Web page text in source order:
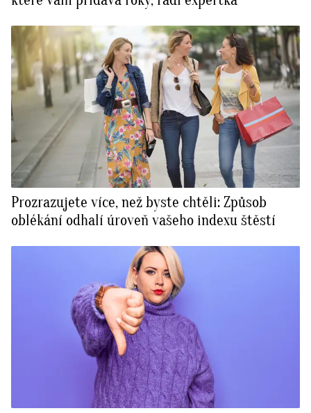
Prozrazujete více, než byste chtěli: Způsob
oblékání odhalí úroveň vašeho indexu štěstí